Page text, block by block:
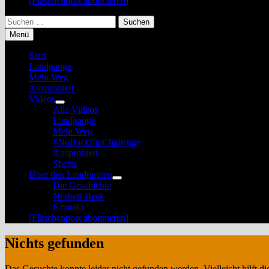
Suchen
nach:
Menü
Start
Landgänge
Mein Weg
Ausprobiert
Videos
Untermenü
anzeigen
Alle Videos
Landgänge
Mein Weg
#NoBackflipChallenge
Ausprobiert
Shorts
Über den Landpiraten
Untermenü
Die Geschichte
Norbert Beck
Kontakt
[Flaschenpost abonnieren]
Nichts gefunden